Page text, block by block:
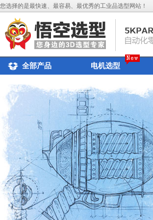
您选择的是最快速、最容易、最优秀的工业品选型网站！
全部产品 电机选型